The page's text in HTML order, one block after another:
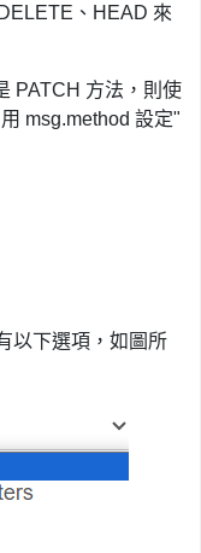
、HEAD 來
PATCH 方法，則使
msg.method 設定"
以下選項，如圖所